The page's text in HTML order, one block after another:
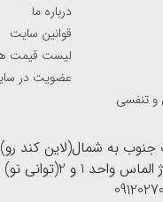
درباره ما
قوانین سایت
لیست قیمت
عضویت در
و تنفسی
جنوب به شمال(لاین کند
محبوب مجاز، پاساژ الماس واحد 1 و 2(توانی نو)